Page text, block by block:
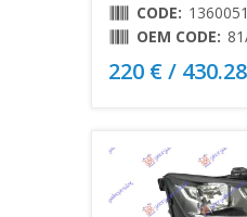
CODE:
OEM CODE:
220 € /